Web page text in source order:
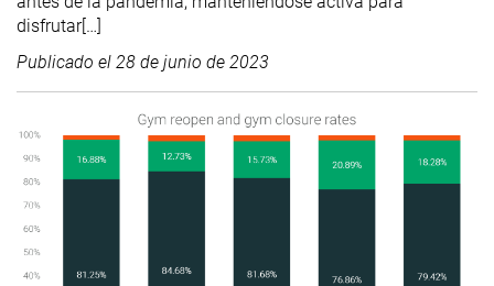
disfrutar[…]
Publicado el 28 de junio de 2023